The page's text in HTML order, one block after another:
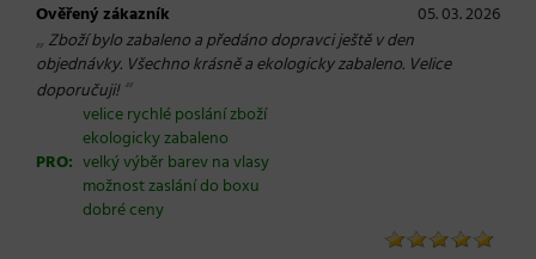
Ověřený zákazník 05. 03. 2026
„ Zboží bylo zabaleno a předáno dopravci ještě v den
objednávky. Všechno krásně a ekologicky zabaleno. Velice
doporučuji!“
PRO:
velice rychlé poslání zboží
ekologicky zabaleno
velký výběr barev na vlasy
možnost zaslání do boxu
dobré ceny